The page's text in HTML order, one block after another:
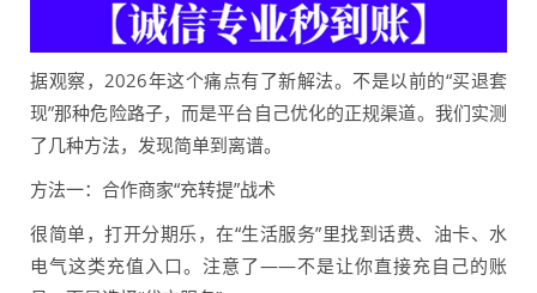
据观察，2026年这个痛点有了新解法。不是以前的“买退套
现”那种危险路子，而是平台自己优化的正规渠道。我们实测
了几种方法，发现简单到离谱。
方法一：合作商家“充转提”战术
很简单，打开分期乐，在“生活服务”里找到话费、油卡、水
电气这类充值入口。注意了——不是让你直接充自己的账